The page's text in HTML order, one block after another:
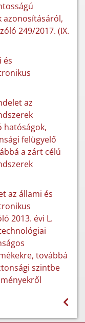
azonosításáról,
249/2017. (IX.
és
az
hatóságok,
felügyelő
a zárt célú
az állami és
2013. évi L.
továbbá
szintbe